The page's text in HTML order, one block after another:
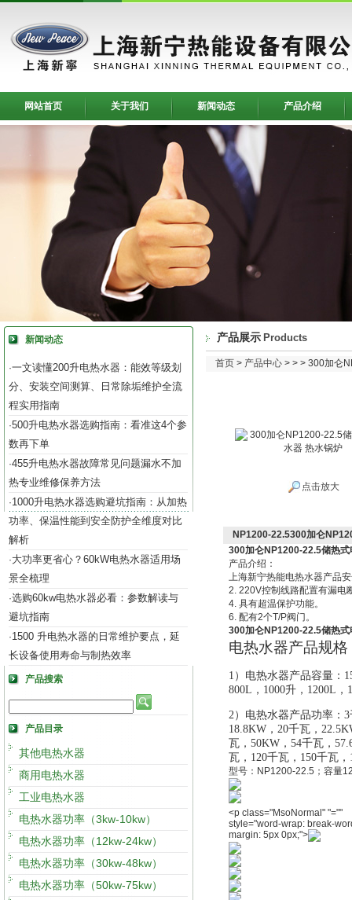
网站首页 关于我们 新闻动态 产品介绍
新闻动态
·一文读懂200升电热水器：能效等级划
分、安装空间测算、日常除垢维护全流
程实用指南
·500升电热水器选购指南：看准这4个参
数再下单
·455升电热水器故障常见问题漏水不加
热专业维修保养方法
·1000升电热水器选购避坑指南：从加热
功率、保温性能到安全防护全维度对比
解析
·大功率更省心？60kW电热水器适用场
景全梳理
·选购60kw电热水器必看：参数解读与
避坑指南
·1500 升电热水器的日常维护要点，延
长设备使用寿命与制热效率
产品搜索
产品目录
其他电热水器
商用电热水器
工业电热水器
电热水器功率（3kw-10kw）
电热水器功率（12kw-24kw）
电热水器功率（30kw-48kw）
电热水器功率（50kw-75kw）
产品展示 Products
首页 > 产品中心 > > > 300加仑
点击放大
NP1200-22.5300加仑
300加仑NP1200-22.5储热式
产品介绍：
上海新宁热能电热水器产品
2. 220V控制线路配置有漏电
4. 具有超温保护功能。
6. 配有2个T/P阀门。
300加仑NP1200-22.5储热式
电热水器产品规格
1）电热水器产品容量：
800L，1000升，1200L，
2）电热水器产品功率：
18.8KW，20千瓦，
瓦，50KW，54千瓦，
瓦 ， 120千瓦，150千瓦
型号：NP1200-22.5；容量
<p class="MsoNormal" "=""
style="word-wrap: break-
margin: 5px 0px;">